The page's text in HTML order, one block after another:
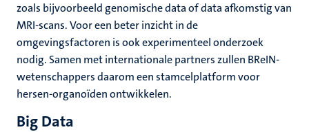
zoals bijvoorbeeld genomische data of data afkomstig van
MRI-scans. Voor een beter inzicht in de
omgevingsfactoren is ook experimenteel onderzoek
nodig. Samen met internationale partners zullen BReIN-
wetenschappers daarom een stamcelplatform voor
hersen-organoïden ontwikkelen.
Big Data